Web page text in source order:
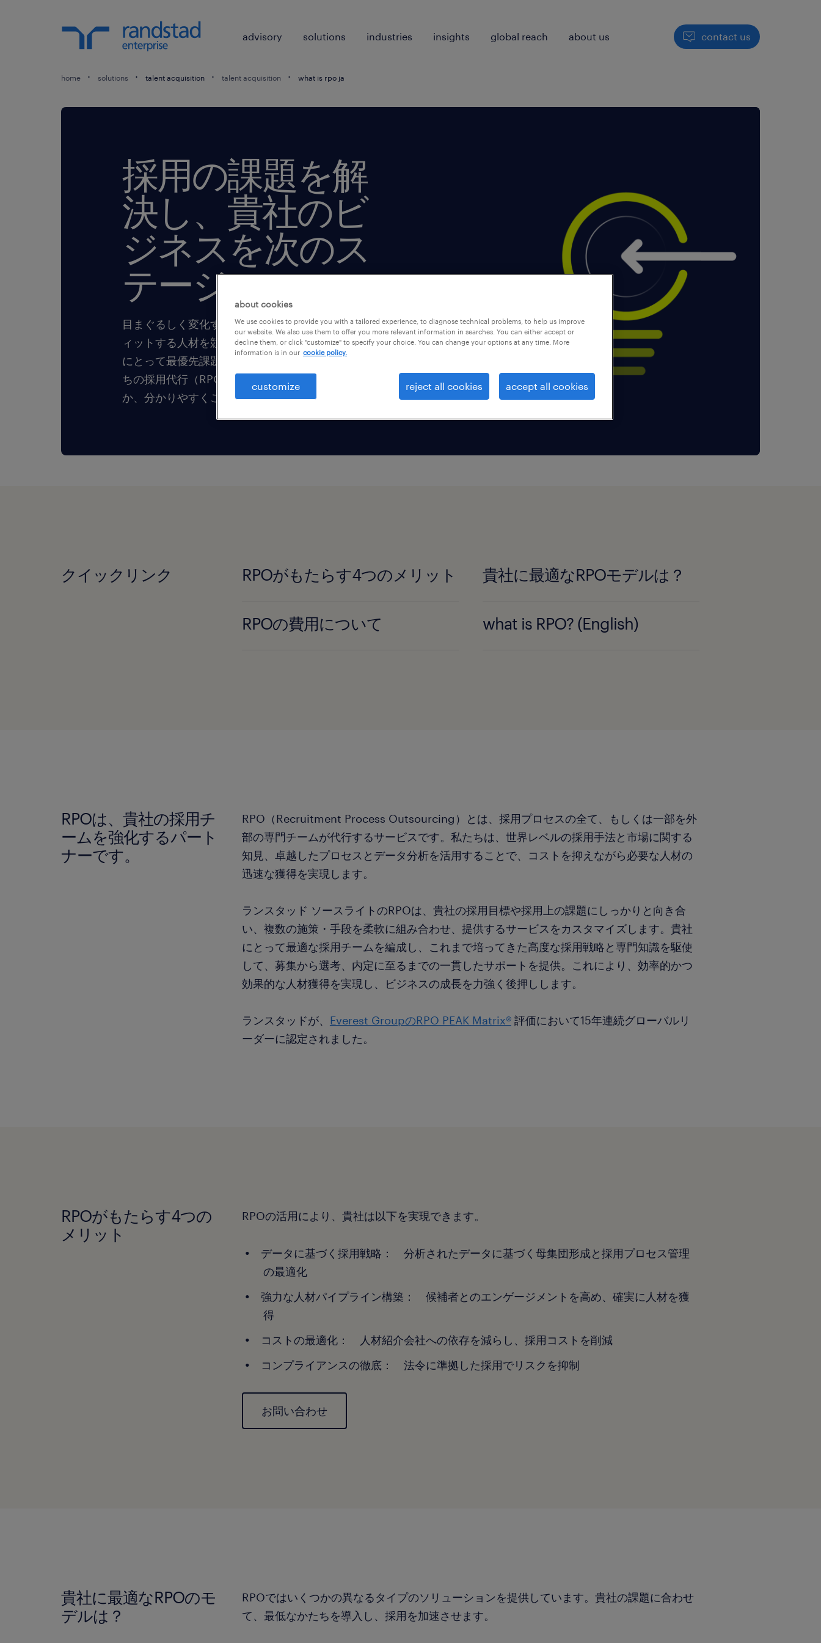
advisory solutions industries insights global reach about us contact us
home solutions talent acquisition talent acquisition what is rpo ja
採用の課題を解
決し、貴社のビ
ジネスを次のス
テージへ。
目まぐるしく変化するビジネス環境で、貴社が組織にフ
ィットする人材を競合に先駆けて獲得することは、企業
にとって最優先課題の一つです。このページでは、私た
ちの採用代行（RPO）がいかに貴社の人材獲得に役立つ
か、分かりやすくご紹介します。
クイックリンク RPOがもたらす4つのメリット 貴社に最適なRPOモデルは？
RPOの費用について what is RPO? (English)
RPOは、貴社の採用チ
ームを強化するパート
ナーです。
RPO（Recruitment Process Outsourcing）とは、採用プロセスの全て、もしくは一部を外
部の専門チームが代行するサービスです。私たちは、世界レベルの採用手法と市場に関する
知見、卓越したプロセスとデータ分析を活用することで、コストを抑えながら必要な人材の
迅速な獲得を実現します。
ランスタッド ソースライトのRPOは、貴社の採用目標や採用上の課題にしっかりと向き合
い、複数の施策・手段を柔軟に組み合わせ、提供するサービスをカスタマイズします。貴社
にとって最適な採用チームを編成し、これまで培ってきた高度な採用戦略と専門知識を駆使
して、募集から選考、内定に至るまでの一貫したサポートを提供。これにより、効率的かつ
効果的な人材獲得を実現し、ビジネスの成長を力強く後押しします。
ランスタッドが、 Everest GroupのRPO PEAK Matrix®評価において15年連続グローバルリ
ーダーに認定されました。
RPOがもたらす4つの
メリット
RPOの活用により、貴社は以下を実現できます。
データに基づく採用戦略： 分析されたデータに基づく母集団形成と採用プロセス管理
の最適化
強力な人材パイプライン構築： 候補者とのエンゲージメントを高め、確実に人材を獲
得
コストの最適化： 人材紹介会社への依存を減らし、採用コストを削減
コンプライアンスの徹底： 法令に準拠した採用でリスクを抑制
お問い合わせ
貴社に最適なRPOのモ
デルは？
RPOではいくつかの異なるタイプのソリューションを提供しています。貴社の課題に合わせ
て、最低なかたちを導入し、採用を加速させます。
about cookies
We use cookies to provide you with a tailored experience, to diagnose technical problems, to help us improve
our website. We also use them to offer you more relevant information in searches. You can either accept or
decline them, or click "customize" to specify your choice. You can change your options at any time. More
information is in our cookie policy.
customize reject all cookies accept all cookies